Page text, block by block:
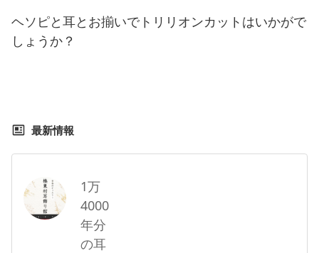
ヘソピと耳とお揃いでトリリオンカットはいかがで
しょうか？
最新情報
1万
4000
年分
の耳